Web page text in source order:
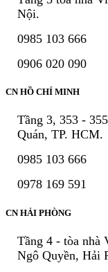
Nội.
0985 103 666
0906 020 090
CN HỒ CHÍ MINH
Tầng 3, 353 -
Quán, TP. HCM.
0985 103 666
0978 169 591
CN HẢI PHÒNG
Tầng 4 - tòa nhà
Ngô Quyền, Hải